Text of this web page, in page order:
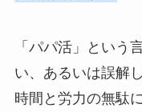
「パパ活」という
い、あるいは誤解
時間と労力の無駄